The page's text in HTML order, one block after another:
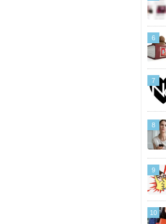
6
7
8
9
10